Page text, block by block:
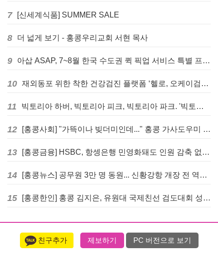
7 [신세계식품] SUMMER SALE
8 더 넓게 보기 - 홍콩우리교회 서현 목사
9 아삽 ASAP, 7~8월 한국 수도권 퀵 픽업 서비스 특별 프로모션 실시
10 재외동포 위한 착한 건강검진 플랫폼 ‘헬로, 오케이검진’ 서비스 개시
11 빅토리아 하버, 빅토리아 피크, 빅토리아 파크. '빅토리아’의 이름은 어떻게 온 걸까? - [이승권 원장의 생활칼럼]
12 [홍콩사회] "가뜩이나 빚더미인데..." 홍콩 가사도우미 대출 전면 금지 촉구
13 [홍콩금융] HSBC, 항셍은행 민영화돼도 인원 감축 없다... 독립 브랜드 유지
14 [홍콩뉴스] 공무원 3만 명 동원... 신황강항 개장 전 역대급 훈련 실시
15 [홍콩한인] 홍콩 김지은, 유원대 국제친선 검도대회 성인단체전 우승
친구추가 제보하기 PC 버전으로 보기